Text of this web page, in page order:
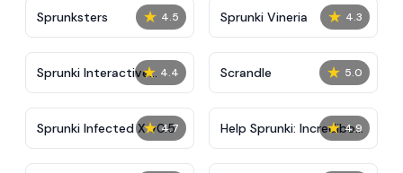
★ 4.5
Sprunksters ★ 4.3
Sprunki Vineria
★ 4.4
Sprunki Interactive
Tunner
★ 5.0
Scrandle
★ 4.7
Sprunki Infected X v0.5 ★ 4.9
Help Sprunki: Incredibox
Challenge